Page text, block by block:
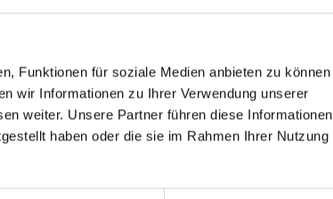
Funktionen für soziale Medien anbieten zu können
wir Informationen zu Ihrer Verwendung unserer
weiter. Unsere Partner führen diese Informationen
haben oder die sie im Rahmen Ihrer Nutzung
€ / kg